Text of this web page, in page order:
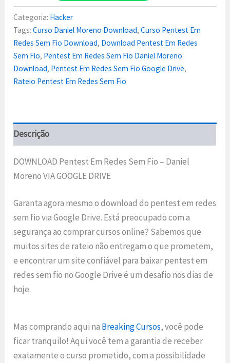
Categoria: Hacker
Tags:Curso Daniel Moreno Download,Curso Pentest Em
Redes Sem Fio Download, Download Pentest Em Redes
Sem Fio, Pentest Em Redes Sem Fio Daniel Moreno
Download, Pentest Em Redes Sem Fio Google Drive,
Rateio Pentest Em Redes Sem Fio
Descrição
DOWNLOAD Pentest Em Redes Sem Fio – Daniel
Moreno VIA GOOGLE DRIVE
Garanta agora mesmo o download do pentest em redes
sem fio via Google Drive. Está preocupado com a
segurança ao comprar cursos online? Sabemos que
muitos sites de rateio não entregam o que prometem,
e encontrar um site confiável para baixar pentest em
redes sem fio no Google Drive é um desafio nos dias de
hoje.
Mas comprando aqui na Breaking Cursos, você pode
ficar tranquilo! Aqui você tem a garantia de receber
exatamente o curso prometido, com a possibilidade